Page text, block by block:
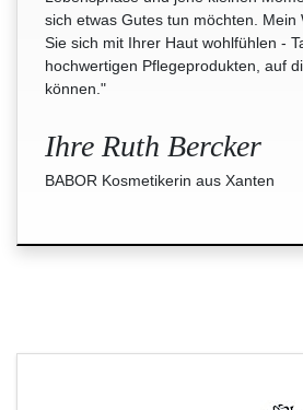
sich etwas Gutes tun möchten. Mein
Sie sich mit Ihrer Haut wohlfühlen -
hochwertigen Pflegeprodukten, auf
können."
Ihre Ruth Bercker
BABOR Kosmetikerin aus Xanten